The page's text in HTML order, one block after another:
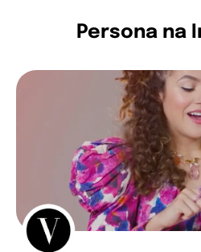
Persona na